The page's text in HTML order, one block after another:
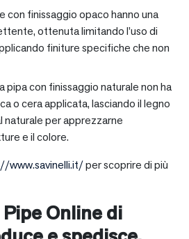
con finissaggio opaco hanno una
ottenuta limitando l’uso di
finiture specifiche che non
pipa con finissaggio naturale non ha
o cera applicata, lasciando il legno
per apprezzarne
e il colore.
www.savinelli.it/per scoprire di più
Online di